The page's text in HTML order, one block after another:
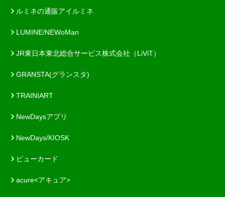
ルミネの通販アイルミネ
LUMINE/NEWoMan
JR東日本東北総合サービス株式会社（LiViT）
GRANSTA(グランスタ)
TRAINIART
NewDaysアプリ
NewDays/KIOSK
ビューカード
acure<アキュア>